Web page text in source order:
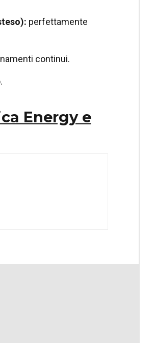
perfettamente
continui.
Energy e